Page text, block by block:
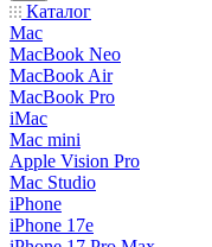
Каталог
Mac
MacBook Neo
MacBook Air
MacBook Pro
iMac
Mac mini
Apple Vision Pro
Mac Studio
iPhone
iPhone 17e